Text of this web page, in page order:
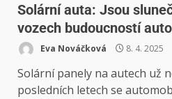
Solární auta: Jsou
vozech budoucností
Eva Nováčková 8. 4. 2025
Solární panely na autech už
posledních letech se